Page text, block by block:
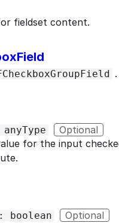
fieldset content.
.
Optional
for the input
: boolean
Optional